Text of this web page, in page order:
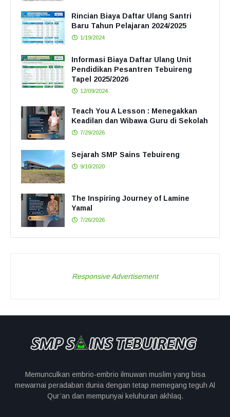
Rincian Biaya Daftar Ulang Santri
Baru Tahun Pelajaran 2024/2025
1/19/2024
Informasi Biaya Daftar Ulang Unit
Pendidikan Pesantren Tebuireng
Tapel 2025/2026
12/09/2024
Teach You A Lesson : Menegakkan
Keadilan dan Wibawa Guru di Sekolah
7/29/2026
Sejarah SMP Sains Tebuireng
9/10/2020
The Inspiring Journey of Lamine
Yamal
7/26/2026
Responsive Advertisement
Memunculkan embrio-embrio ilmuwan muslim yang bisa
mewarnai peradaban dunia dengan tetap memegang teguh Al
Qur’an dan mempunyai keluhuran akhlaq.